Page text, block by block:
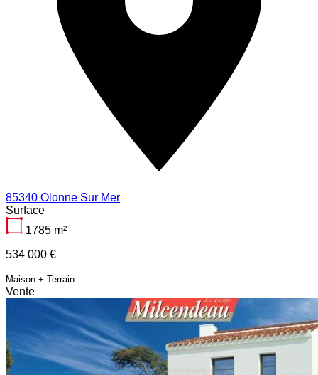
85340 Olonne Sur Mer
Surface
1785 m²
534 000 €
Maison + Terrain
Vente